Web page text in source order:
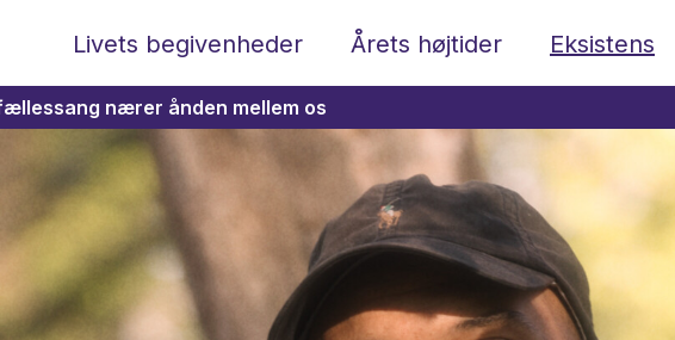
Livets begivenheder Årets højtider Eksistens
nærer ånden mellem os